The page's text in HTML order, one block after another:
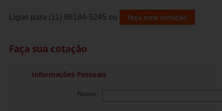
Ligue para (11) 98184-5245 ou faça uma cotação
Faça sua cotação
Informações Pessoais
Nome: